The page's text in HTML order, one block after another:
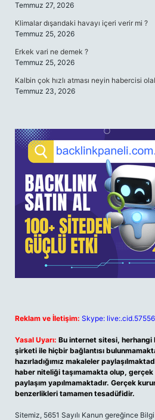
Temmuz 27, 2026
Klimalar dışarıdaki havayı içeri verir mi ?
Temmuz 25, 2026
Erkek vari ne demek ?
Temmuz 25, 2026
Kalbin çok hızlı atması neyin habercisi
Temmuz 23, 2026
Reklam ve İletişim: Skype:
Yasal Uyarı: Bu internet sitesi, herhangi
şirketi ile hiçbir bağlantısı
hazırladığımız makaleler
haber niteliği taşımamakta olup,
paylaşım yapılmamaktadır. Gerçek
benzerlikleri tamamen tesadüfidir.
Sitemiz, 5651 Sayılı Kanun gereğince